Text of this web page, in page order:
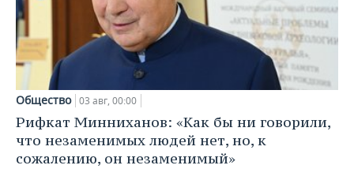
Общество 03 авг, 00:00
Рифкат Минниханов: «Как бы ни говорили,
что незаменимых людей нет, но, к
сожалению, он незаменимый»